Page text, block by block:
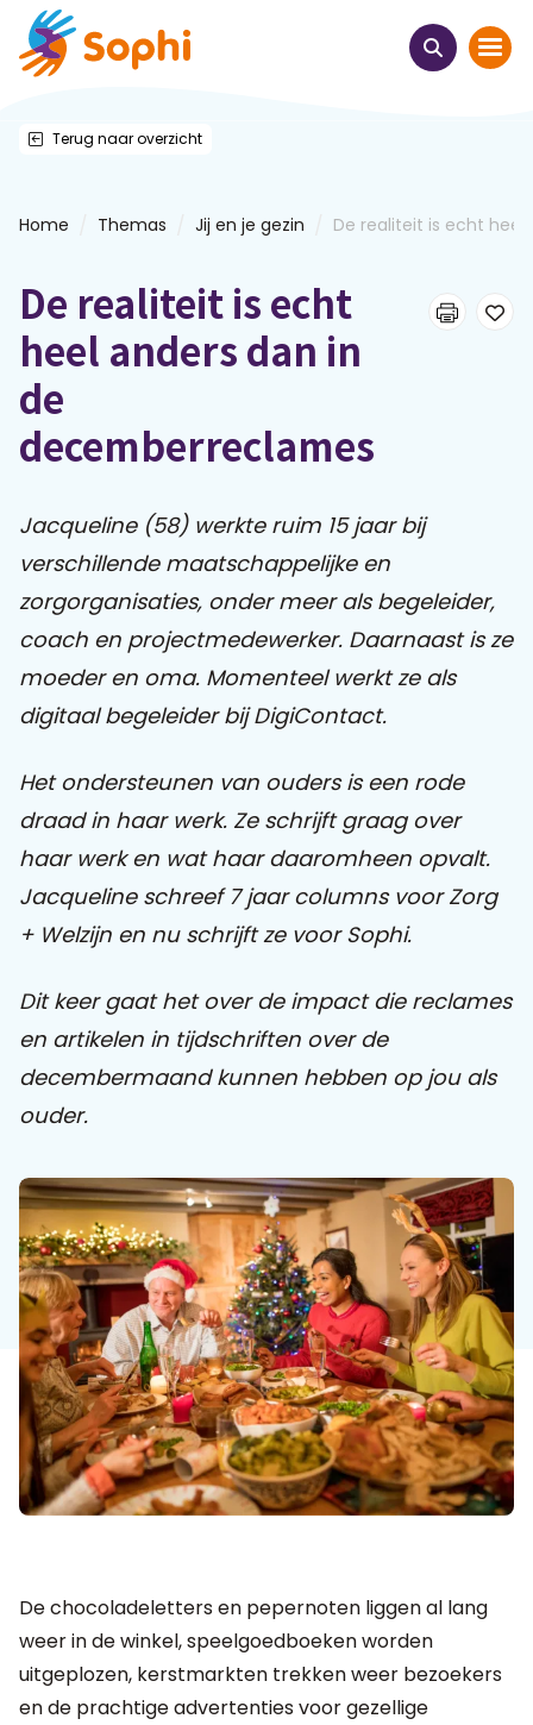
Thema's
Leren & ontmoeten
E-learnings
Themabijeenkomsten
Praat mee
Sophi
Sophi
Terug naar overzicht
Home Themas Jij en je gezin De realiteit is echt heel
De realiteit is echt
heel anders dan in
de
decemberreclames
Jacqueline (58) werkte ruim 15 jaar bij
verschillende maatschappelijke en
zorgorganisaties, onder meer als begeleider,
coach en projectmedewerker. Daarnaast is ze
moeder en oma. Momenteel werkt ze als
digitaal begeleider bij DigiContact.
Het ondersteunen van ouders is een rode
draad in haar werk. Ze schrijft graag over
haar werk en wat haar daaromheen opvalt.
Jacqueline schreef 7 jaar columns voor Zorg
+ Welzijn en nu schrijft ze voor Sophi.
Dit keer gaat het over de impact die reclames
en artikelen in tijdschriften over de
decembermaand kunnen hebben op jou als
ouder.
De chocoladeletters en pepernoten liggen al lang
weer in de winkel, speelgoedboeken worden
uitgeplozen, kerstmarkten trekken weer bezoekers
en de prachtige advertenties voor gezellige